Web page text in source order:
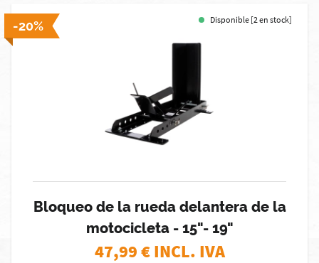
-20% Disponible [2 en stock]
Bloqueo de la rueda delantera de la
motocicleta - 15"- 19"
47,99€ INCL. IVA